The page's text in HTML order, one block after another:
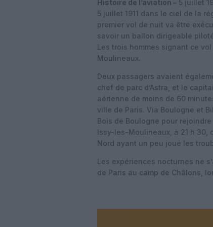
Histoire de l’aviation – 5 juillet
5 juillet 1911 dans le ciel de la
premier vol de nuit va être
savoir un ballon dirigeable
Les trois hommes signant ce
Moulineaux.
Deux passagers avaient
chef de parc d’Astra, et le
aérienne de moins de 60
ville de Paris. Via Boulogne et
Bois de Boulogne pour
Issy-les-Moulineaux, à 21 h 30,
Nord ayant un peu joué les
Les expériences nocturnes ne
de Paris au camp de Châlons,